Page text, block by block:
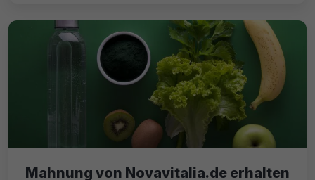
Mahnung von Novavitalia.de erhalten